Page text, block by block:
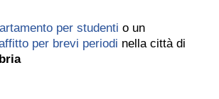
per studenti o un
per brevi periodi nella città di